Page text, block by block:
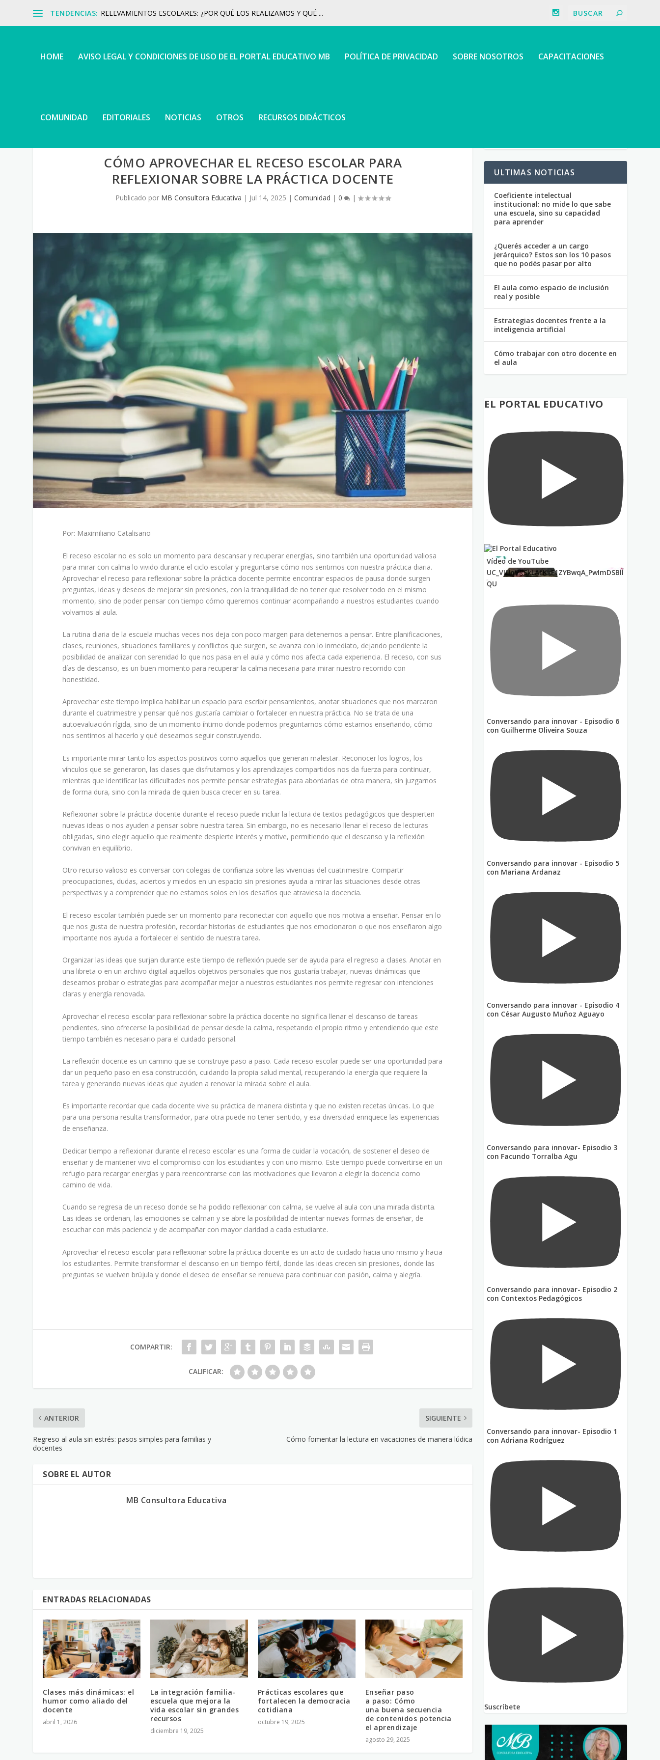
TENDENCIAS: RELEVAMIENTOS ESCOLARES: ¿POR QUÉ LOS REALIZAMOS Y QUÉ ...
HOME AVISO LEGAL Y CONDICIONES DE USO DE EL PORTAL EDUCATIVO MB POLÍTICA DE PRIVACIDAD SOBRE NOSOTROS CAPACITACIONES
COMUNIDAD EDITORIALES NOTICIAS OTROS RECURSOS DIDÁCTICOS
CÓMO APROVECHAR EL RECESO ESCOLAR PARA
REFLEXIONAR SOBRE LA PRÁCTICA DOCENTE
Publicado por MB Consultora Educativa | Jul 14, 2025 | Comunidad | 0 |
Por: Maximiliano Catalisano
El receso escolar no es solo un momento para descansar y recuperar energías, sino también una oportunidad valiosa
para mirar con calma lo vivido durante el ciclo escolar y preguntarse cómo nos sentimos con nuestra práctica diaria.
Aprovechar el receso para reflexionar sobre la práctica docente permite encontrar espacios de pausa donde surgen
preguntas, ideas y deseos de mejorar sin presiones, con la tranquilidad de no tener que resolver todo en el mismo
momento, sino de poder pensar con tiempo cómo queremos continuar acompañando a nuestros estudiantes cuando
volvamos al aula.
La rutina diaria de la escuela muchas veces nos deja con poco margen para detenernos a pensar. Entre planificaciones,
clases, reuniones, situaciones familiares y conflictos que surgen, se avanza con lo inmediato, dejando pendiente la
posibilidad de analizar con serenidad lo que nos pasa en el aula y cómo nos afecta cada experiencia. El receso, con sus
días de descanso, es un buen momento para recuperar la calma necesaria para mirar nuestro recorrido con
honestidad.
Aprovechar este tiempo implica habilitar un espacio para escribir pensamientos, anotar situaciones que nos marcaron
durante el cuatrimestre y pensar qué nos gustaría cambiar o fortalecer en nuestra práctica. No se trata de una
autoevaluación rígida, sino de un momento íntimo donde podemos preguntarnos cómo estamos enseñando, cómo
nos sentimos al hacerlo y qué deseamos seguir construyendo.
Es importante mirar tanto los aspectos positivos como aquellos que generan malestar. Reconocer los logros, los
vínculos que se generaron, las clases que disfrutamos y los aprendizajes compartidos nos da fuerza para continuar,
mientras que identificar las dificultades nos permite pensar estrategias para abordarlas de otra manera, sin juzgarnos
de forma dura, sino con la mirada de quien busca crecer en su tarea.
Reflexionar sobre la práctica docente durante el receso puede incluir la lectura de textos pedagógicos que despierten
nuevas ideas o nos ayuden a pensar sobre nuestra tarea. Sin embargo, no es necesario llenar el receso de lecturas
obligadas, sino elegir aquello que realmente despierte interés y motive, permitiendo que el descanso y la reflexión
convivan en equilibrio.
Otro recurso valioso es conversar con colegas de confianza sobre las vivencias del cuatrimestre. Compartir
preocupaciones, dudas, aciertos y miedos en un espacio sin presiones ayuda a mirar las situaciones desde otras
perspectivas y a comprender que no estamos solos en los desafíos que atraviesa la docencia.
El receso escolar también puede ser un momento para reconectar con aquello que nos motiva a enseñar. Pensar en lo
que nos gusta de nuestra profesión, recordar historias de estudiantes que nos emocionaron o que nos enseñaron algo
importante nos ayuda a fortalecer el sentido de nuestra tarea.
Organizar las ideas que surjan durante este tiempo de reflexión puede ser de ayuda para el regreso a clases. Anotar en
una libreta o en un archivo digital aquellos objetivos personales que nos gustaría trabajar, nuevas dinámicas que
deseamos probar o estrategias para acompañar mejor a nuestros estudiantes nos permite regresar con intenciones
claras y energía renovada.
Aprovechar el receso escolar para reflexionar sobre la práctica docente no significa llenar el descanso de tareas
pendientes, sino ofrecerse la posibilidad de pensar desde la calma, respetando el propio ritmo y entendiendo que este
tiempo también es necesario para el cuidado personal.
La reflexión docente es un camino que se construye paso a paso. Cada receso escolar puede ser una oportunidad para
dar un pequeño paso en esa construcción, cuidando la propia salud mental, recuperando la energía que requiere la
tarea y generando nuevas ideas que ayuden a renovar la mirada sobre el aula.
Es importante recordar que cada docente vive su práctica de manera distinta y que no existen recetas únicas. Lo que
para una persona resulta transformador, para otra puede no tener sentido, y esa diversidad enriquece las experiencias
de enseñanza.
Dedicar tiempo a reflexionar durante el receso escolar es una forma de cuidar la vocación, de sostener el deseo de
enseñar y de mantener vivo el compromiso con los estudiantes y con uno mismo. Este tiempo puede convertirse en un
refugio para recargar energías y para reencontrarse con las motivaciones que llevaron a elegir la docencia como
camino de vida.
Cuando se regresa de un receso donde se ha podido reflexionar con calma, se vuelve al aula con una mirada distinta.
Las ideas se ordenan, las emociones se calman y se abre la posibilidad de intentar nuevas formas de enseñar, de
escuchar con más paciencia y de acompañar con mayor claridad a cada estudiante.
Aprovechar el receso escolar para reflexionar sobre la práctica docente es un acto de cuidado hacia uno mismo y hacia
los estudiantes. Permite transformar el descanso en un tiempo fértil, donde las ideas crecen sin presiones, donde las
preguntas se vuelven brújula y donde el deseo de enseñar se renueva para continuar con pasión, calma y alegría.
COMPARTIR:
CALIFICAR:
ANTERIOR
Regreso al aula sin estrés: pasos simples para familias y
docentes
SIGUIENTE
Cómo fomentar la lectura en vacaciones de manera lúdica
SOBRE EL AUTOR
MB Consultora Educativa
ENTRADAS RELACIONADAS
Clases más dinámicas: el
humor como aliado del
docente
abril 1, 2026
La integración familia-
escuela que mejora la
vida escolar sin grandes
recursos
diciembre 19, 2025
Prácticas escolares que
fortalecen la democracia
cotidiana
octubre 19, 2025
Enseñar paso
a paso: Cómo
una buena secuencia
de contenidos potencia
el aprendizaje
agosto 29, 2025
ULTIMAS NOTICIAS
Coeficiente intelectual
institucional: no mide lo que sabe
una escuela, sino su capacidad
para aprender
¿Querés acceder a un cargo
jerárquico? Estos son los 10 pasos
que no podés pasar por alto
El aula como espacio de inclusión
real y posible
Estrategias docentes frente a la
inteligencia artificial
Cómo trabajar con otro docente en
el aula
EL PORTAL EDUCATIVO
Vídeo de YouTube
UC_VIUnVRSkLAfKkF1ZYBwqA_PwImDSBll
QU
Conversando para innovar - Episodio 6
con Guilherme Oliveira Souza
Conversando para innovar - Episodio 5
con Mariana Ardanaz
Conversando para innovar - Episodio 4
con César Augusto Muñoz Aguayo
Conversando para innovar- Episodio 3
con Facundo Torralba Agu
Conversando para innovar- Episodio 2
con Contextos Pedagógicos
Conversando para innovar- Episodio 1
con Adriana Rodríguez
Suscríbete